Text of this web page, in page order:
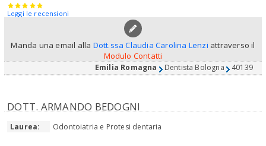
Leggi le recensioni
Manda una email alla Dott.ssa Claudia Carolina Lenzi attraverso il
Modulo Contatti
Emilia Romagna Dentista Bologna 40139
DOTT. ARMANDO BEDOGNI
Laurea: Odontoiatria e Protesi dentaria